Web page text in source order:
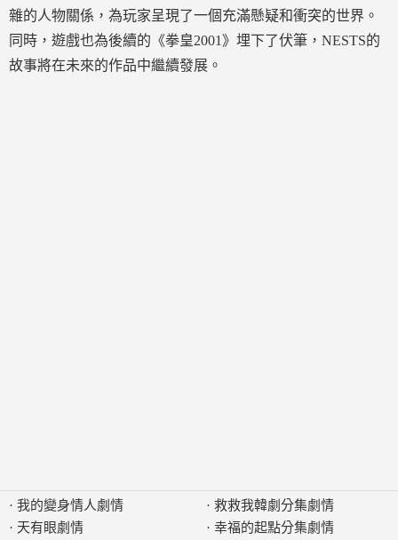
雜的人物關係，為玩家呈現了一個充滿懸疑和衝突的世界。
同時，遊戲也為後續的《拳皇2001》埋下了伏筆，NESTS的
故事將在未來的作品中繼續發展。
· 我的變身情人劇情
· 天有眼劇情
· 救救我韓劇分集劇情
· 幸福的起點分集劇情